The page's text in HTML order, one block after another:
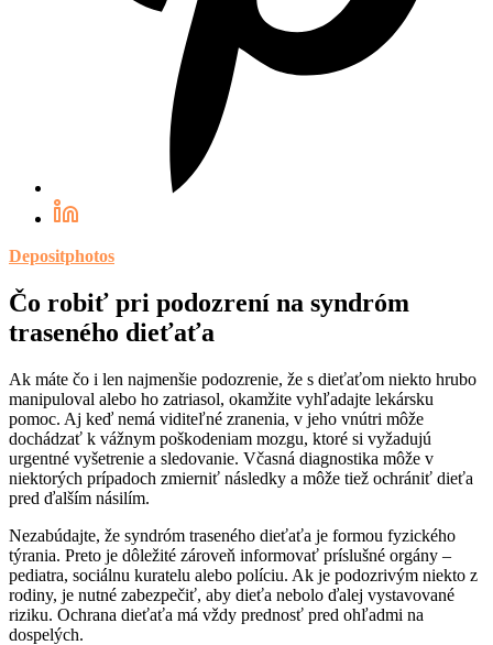
Depositphotos
Čo robiť pri podozrení na syndróm
traseného dieťaťa
Ak máte čo i len najmenšie podozrenie, že s dieťaťom niekto hrubo
manipuloval alebo ho zatriasol, okamžite vyhľadajte lekársku
pomoc. Aj keď nemá viditeľné zranenia, v jeho vnútri môže
dochádzať k vážnym poškodeniam mozgu, ktoré si vyžadujú
urgentné vyšetrenie a sledovanie. Včasná diagnostika môže v
niektorých prípadoch zmierniť následky a môže tiež ochrániť dieťa
pred ďalším násilím.
Nezabúdajte, že syndróm traseného dieťaťa je formou fyzického
týrania. Preto je dôležité zároveň informovať príslušné orgány –
pediatra, sociálnu kuratelu alebo políciu. Ak je podozrivým niekto z
rodiny, je nutné zabezpečiť, aby dieťa nebolo ďalej vystavované
riziku. Ochrana dieťaťa má vždy prednosť pred ohľadmi na
dospelých.